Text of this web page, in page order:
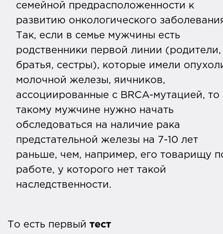
семейной предрасположенности к
развитию онкологического
Так, если в семье мужчины есть
родственники первой линии (родители,
братья, сестры), которые имели
молочной железы, яичников,
ассоциированные с BRCA-мутацией, то
такому мужчине нужно начать
обследоваться на наличие рака
предстательной железы на 7-10 лет
раньше, чем, например, его товарищу
работе, у которого нет такой
наследственности.
То есть первый тест